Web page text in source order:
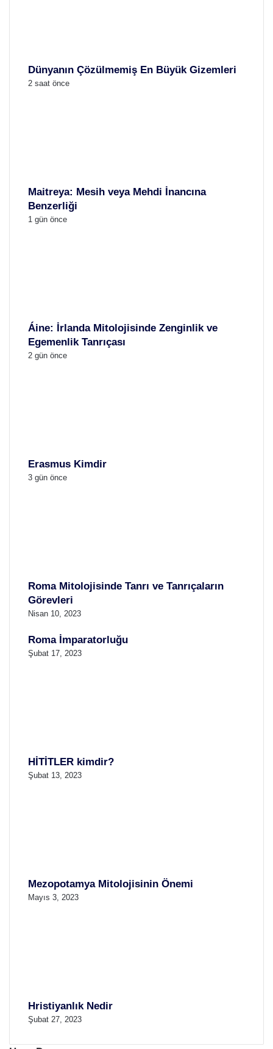
Dünyanın Çözülmemiş En Büyük Gizemleri
2 saat önce
Maitreya: Mesih veya Mehdi İnancına
Benzerliği
1 gün önce
Áine: İrlanda Mitolojisinde Zenginlik ve
Egemenlik Tanrıçası
2 gün önce
Erasmus Kimdir
3 gün önce
Roma Mitolojisinde Tanrı ve Tanrıçaların
Görevleri
Nisan 10, 2023
Roma İmparatorluğu
Şubat 17, 2023
HİTİTLER kimdir?
Şubat 13, 2023
Mezopotamya Mitolojisinin Önemi
Mayıs 3, 2023
Hristiyanlık Nedir
Şubat 27, 2023